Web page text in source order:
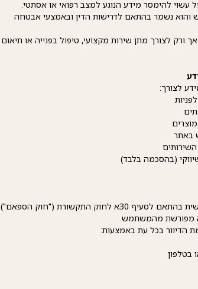
עשוי להימסר מידע הנוגע למצב רפואי או אסתטי.
והוא נשמר בהתאם לדרישות הדין ובאמצעי אבטחה
ורק לצורך מתן שירות מקצועי, טיפול בפנייה או תיאום
לצורך:
באתר
(בהסכמה בלבד)
שליחת דברי פרסומת נעשית בהתאם לסעיף 30א לחוק התקשורת ("חוק הספאם")
מפורשת מהמשתמש.
הדיוור בכל עת באמצעות:
בטלפון